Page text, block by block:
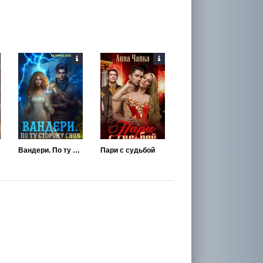
Вандери. По ту сторону снов Пари с судьбой